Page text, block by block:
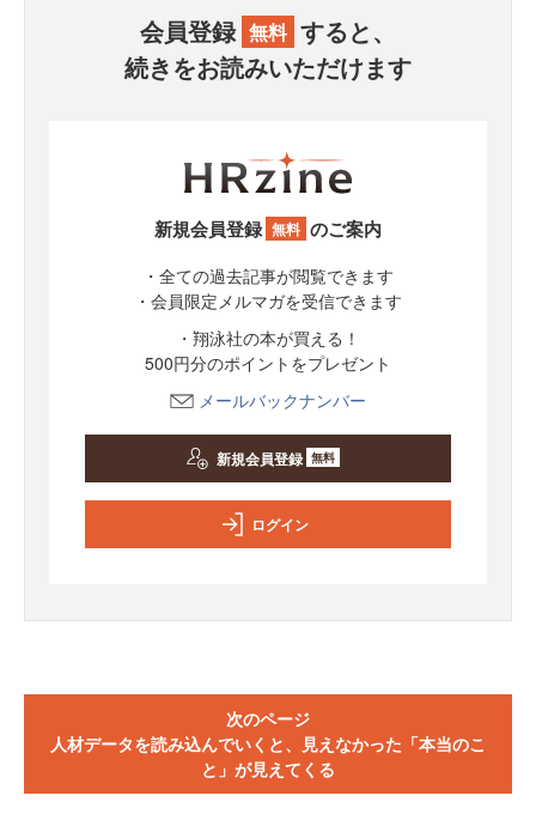
会員登録 無料 すると、
続きをお読みいただけます
新規会員登録 無料 のご案内
・全ての過去記事が閲覧できます
・会員限定メルマガを受信できます
・翔泳社の本が買える！
500円分のポイントをプレゼント
メールバックナンバー
新規会員登録 無料
ログイン
次のページ
人材データを読み込んでいくと、見えなかった「本当のこ
と」が見えてくる